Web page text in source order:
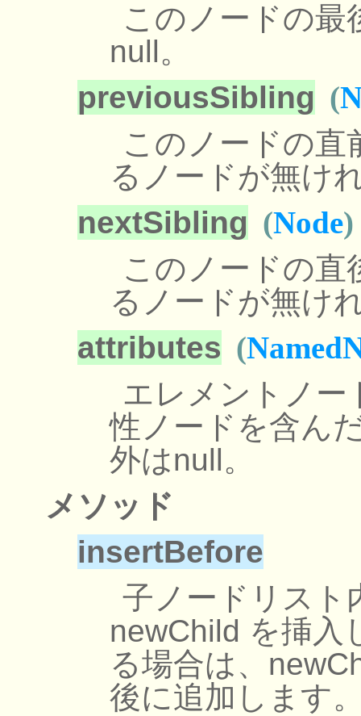
このノードの最
null。
previousSibling (
このノードの直
るノードが無け
nextSibling (Node)
このノードの直
るノードが無け
attributes (
エレメントノー
性ノードを含ん
外はnull。
メソッド
insertBefore
子ノードリスト
newChild を挿入
る場合は、
後に追加します